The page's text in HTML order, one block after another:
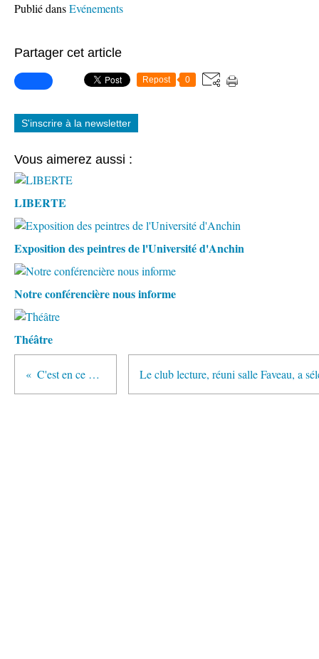
Publié dansEvénements
Partager cet article
Repost 0
S'inscrire à la newsletter
Vous aimerez aussi :
LIBERTE
Exposition des peintres de l'Université d'Anchin
Notre conférencière nous informe
Théâtre
C'est en ce moment!